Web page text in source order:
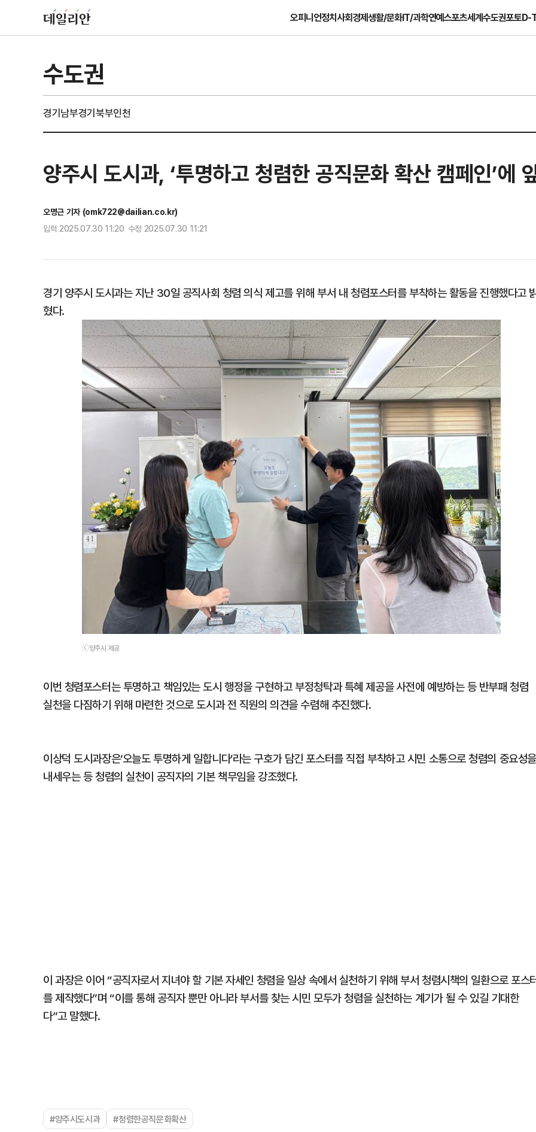
오피니언정치사회경제생활/문화IT/과학연예스포츠세계수도권포토D-
수도권
경기남부경기북부인천
양주시 도시과, ‘투명하고 청렴한 공직문화 확산 캠페인’에
오명근 기자 (omk722@dailian.co.kr)
입력 2025.07.30 11:20 수정 2025.07.30 11:21
경기 양주시 도시과는 지난 30일 공직사회 청렴 의식 제고를 위해 부서 내 청렴포스터를 부착하는 활동을 진행했다고
혔다.
ⓒ양주시 제공
이번 청렴포스터는 투명하고 책임있는 도시 행정을 구현하고 부정청탁과 특혜 제공을 사전에 예방하는 등 반부패 청렴
실천을 다짐하기 위해 마련한 것으로 도시과 전 직원의 의견을 수렴해 추진했다.
이상덕 도시과장은‘오늘도 투명하게 일합니다’라는 구호가 담긴 포스터를 직접 부착하고 시민 소통으로 청렴의 중요성을
내세우는 등 청렴의 실천이 공직자의 기본 책무임을 강조했다.
이 과장은 이어 “공직자로서 지녀야 할 기본 자세인 청렴을 일상 속에서 실천하기 위해 부서 청렴시책의 일환으로 포스
를 제작했다”며 “이를 통해 공직자 뿐만 아니라 부서를 찾는 시민 모두가 청렴을 실천하는 계기가 될 수 있길 기대한
다”고 말했다.
#양주시도시과 #청렴한공직문화확산